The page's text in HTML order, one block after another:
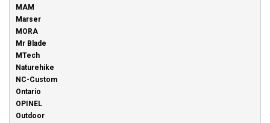
MAM
Marser
MORA
Mr Blade
MTech
Naturehike
NC-Custom
Ontario
OPINEL
Outdoor